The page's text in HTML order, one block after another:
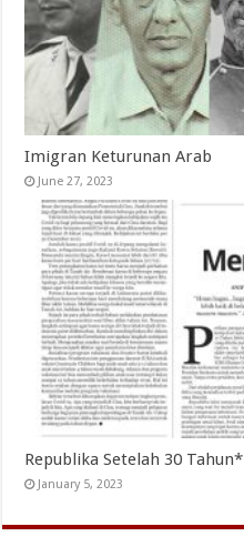
Imigran Keturunan Arab
June 27, 2023
Republika Setelah 30 Tahun*
January 5, 2023